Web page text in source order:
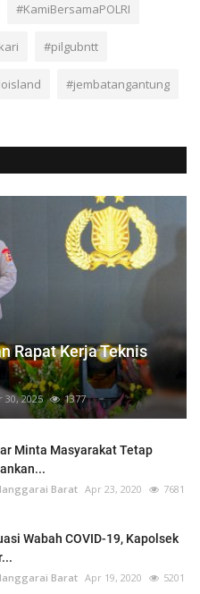
#KamiBersamaPOLRI
#pilgubntt
#jembatangantung
Rapat Kerja Teknis
30, 2025 1377
Minta Masyarakat Tetap
Barat Apr 23, 2020 7681
Wabah COVID-19, Kapolsek
Barat Apr 19, 2020 5201